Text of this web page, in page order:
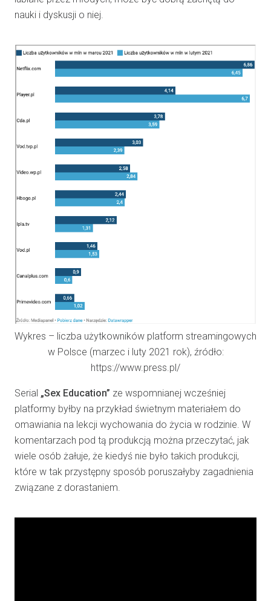
nauki i dyskusji o niej.
Wykres – liczba użytkowników platform streamingowych
w Polsce (marzec i luty 2021 rok), źródło:
https://www.press.pl/
Serial „Sex Education” ze wspomnianej wcześniej
platformy byłby na przykład świetnym materiałem do
omawiania na lekcji wychowania do życia w rodzinie. W
komentarzach pod tą produkcją można przeczytać, jak
wiele osób żałuje, że kiedyś nie było takich produkcji,
które w tak przystępny sposób poruszałyby zagadnienia
związane z dorastaniem.